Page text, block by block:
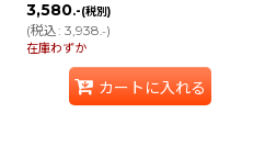
3,580.-(税別)
(税込: 3,938.-)
在庫わずか
カートに入れる